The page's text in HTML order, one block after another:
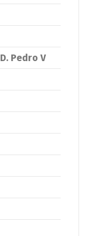
Pedro V